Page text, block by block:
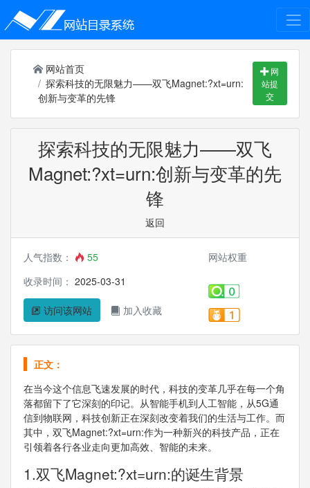
网站首页
探索科技的无限魅力——双飞Magnet:?xt=urn:
创新与变革的先锋
网
站提
交
探索科技的无限魅力——双飞
Magnet:?xt=urn:创新与变革的先
锋
返回
人气指数：
55
收录时间： 2025-03-31
访问该网站 加入收藏
网站权重
正文：
在当今这个信息飞速发展的时代，科技的变革几乎在每一个角
落都留下了它深刻的印记。从智能手机到人工智能，从5G通
信到物联网，科技创新正在深刻改变着我们的生活与工作。而
其中，双飞Magnet:?xt=urn:作为一种新兴的科技产品，正在
引领着各行各业走向更加高效、智能的未来。
1.双飞Magnet:?xt=urn:的诞生背景